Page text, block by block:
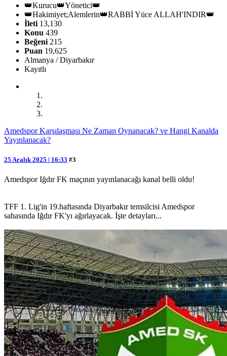
👑Kurucu👑Yönetici👑
👑Hakimiyet;Alemlerin👑RABBİ Yüce ALLAH'INDIR👑
İleti 13,130
Konu 439
Beğeni 215
Puan 19,625
Almanya / Diyarbakır
Kayıtlı
Amedspor Karşılaşması Ne Zaman Oynanacak? ve Hangi Kanalda
Yayınlanacak?
25 Aralık 2025 | 16:33 #3
Amedspor Iğdır FK maçının yayınlanacağı kanal belli oldu!
TFF 1. Lig'in 19.haftasında Diyarbakır temsilcisi Amedspor
sahasında Iğdır FK'yı ağırlayacak. İşte detayları...